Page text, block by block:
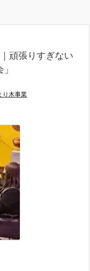
頑張りすぎない
り木事業